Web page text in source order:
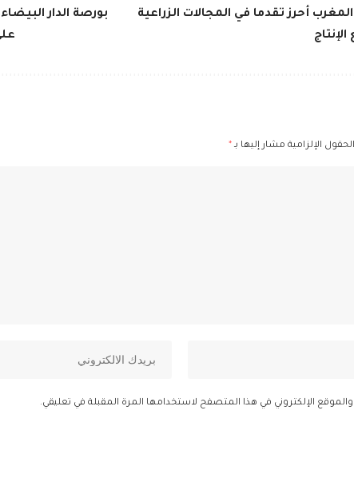
أحرز تقدما في المجالات الزراعية
بورصة الدار
الحقول الإلزامية مشار إليها بـ *
الإلكتروني في هذا المتصفح لاستخدامها المرة المقبلة في تعليقي.